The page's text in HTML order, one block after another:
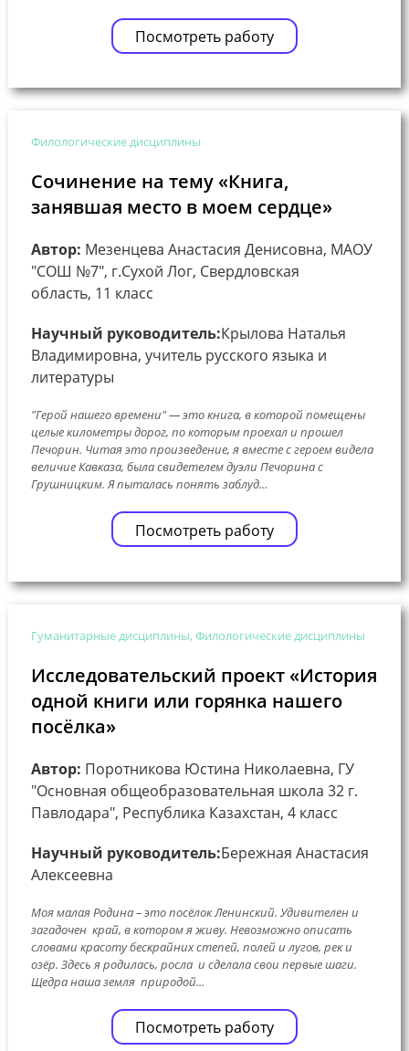
Посмотреть работу
Филологические дисциплины
Сочинение на тему «Книга,
занявшая место в моем сердце»
Автор: Мезенцева Анастасия Денисовна, МАОУ
"СОШ №7", г.Сухой Лог, Свердловская
область, 11 класс
Научный руководитель:Крылова Наталья
Владимировна, учитель русского языка и
литературы
"Герой нашего времени" — это книга, в которой помещены
целые километры дорог, по которым проехал и прошел
Печорин. Читая это произведение, я вместе с героем видела
величие Кавказа, была свидетелем дуэли Печорина с
Грушницким. Я пыталась понять заблуд...
Посмотреть работу
Гуманитарные дисциплины, Филологические дисциплины
Исследовательский проект «История
одной книги или горянка нашего
посёлка»
Автор: Поротникова Юстина Николаевна, ГУ
"Основная общеобразовательная школа 32 г.
Павлодара", Республика Казахстан, 4 класс
Научный руководитель:Бережная Анастасия
Алексеевна
Моя малая Родина – это посёлок Ленинский. Удивителен и
загадочен край, в котором я живу. Невозможно описать
словами красоту бескрайних степей, полей и лугов, рек и
озёр. Здесь я родилась, росла и сделала свои первые шаги.
Щедра наша земля природой...
Посмотреть работу